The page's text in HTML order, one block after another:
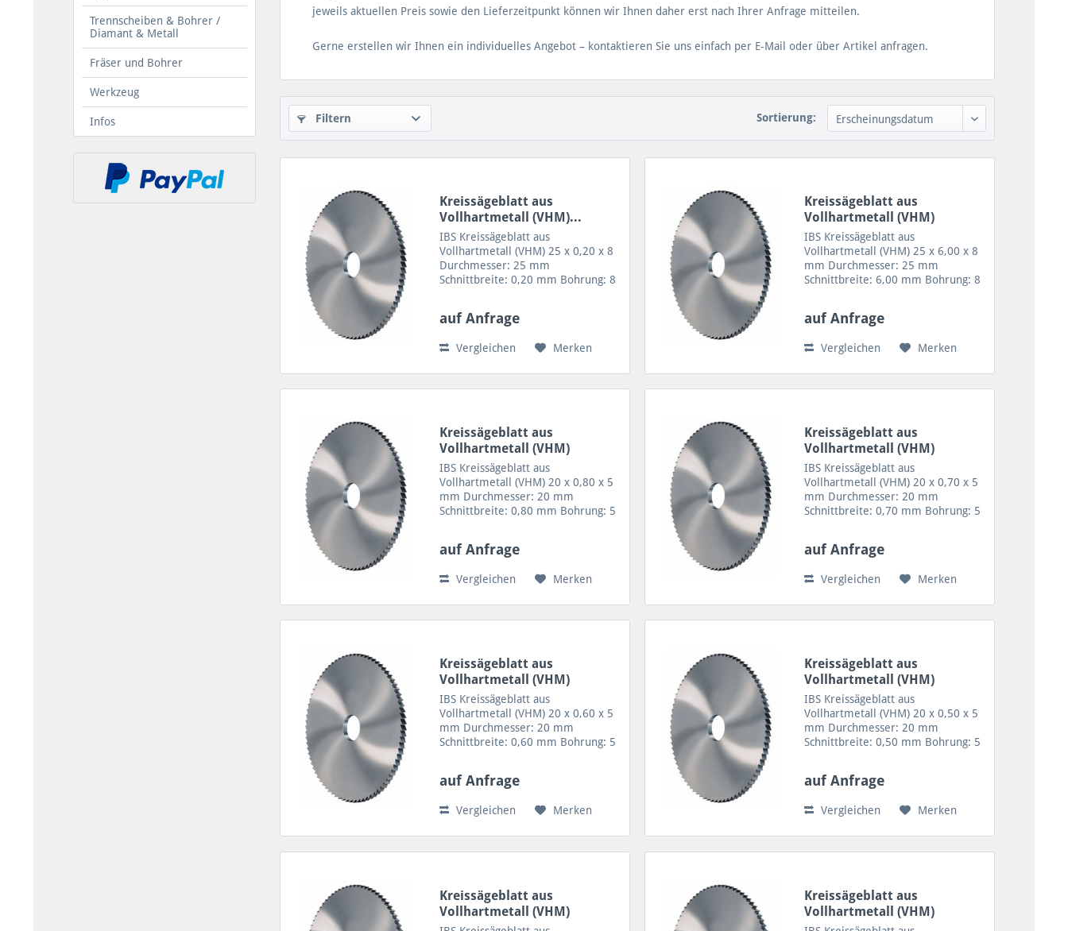
Trennscheiben & Bohrer /
Diamant & Metall
Fräser und Bohrer
Werkzeug
Infos
jeweils aktuellen Preis sowie den Lieferzeitpunkt können wir Ihnen daher erst nach Ihrer Anfrage mitteilen.
Gerne erstellen wir Ihnen ein individuelles Angebot – kontaktieren Sie uns einfach per E-Mail oder über Artikel anfragen.
Filtern Sortierung:
Kreissägeblatt aus
Vollhartmetall (VHM)...
IBS Kreissägeblatt aus
Vollhartmetall (VHM) 25 x 0,20 x 8
Durchmesser: 25 mm
Schnittbreite: 0,20 mm Bohrung: 8
geringe Schnitttiefen sowie
Rohren...
auf Anfrage
Vergleichen Merken
Kreissägeblatt aus
Vollhartmetall (VHM)
25x6,00x8
IBS Kreissägeblatt aus
Vollhartmetall (VHM) 25 x 6,00 x 8
mm Durchmesser: 25 mm
Schnittbreite: 6,00 mm Bohrung: 8
geringe Schnitttiefen sowie
auf Anfrage
Vergleichen Merken
Kreissägeblatt aus
Vollhartmetall (VHM)
20x0,80x5
IBS Kreissägeblatt aus
Vollhartmetall (VHM) 20 x 0,80 x 5
mm Durchmesser: 20 mm
Schnittbreite: 0,80 mm Bohrung: 5
Schnitttiefen sowie Trennen von
auf Anfrage
Vergleichen Merken
Kreissägeblatt aus
Vollhartmetall (VHM)
20x0,70x5
IBS Kreissägeblatt aus
Vollhartmetall (VHM) 20 x 0,70 x 5
mm Durchmesser: 20 mm
Schnittbreite: 0,70 mm Bohrung: 5
Schnitttiefen sowie Trennen von
auf Anfrage
Vergleichen Merken
Kreissägeblatt aus
Vollhartmetall (VHM)
20x0,60x5
IBS Kreissägeblatt aus
Vollhartmetall (VHM) 20 x 0,60 x 5
mm Durchmesser: 20 mm
Schnittbreite: 0,60 mm Bohrung: 5
Schnitttiefen sowie Trennen von
auf Anfrage
Vergleichen Merken
Kreissägeblatt aus
Vollhartmetall (VHM)
20x0,50x5
IBS Kreissägeblatt aus
Vollhartmetall (VHM) 20 x 0,50 x 5
mm Durchmesser: 20 mm
Schnittbreite: 0,50 mm Bohrung: 5
Schnitttiefen sowie Trennen von
auf Anfrage
Vergleichen Merken
Kreissägeblatt aus
Vollhartmetall (VHM)
20x0,40x5
Kreissägeblatt aus
Vollhartmetall (VHM)
20x0,35x5